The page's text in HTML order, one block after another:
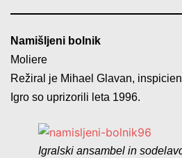
Namišljeni bolnik
Moliere
Režiral je Mihael Glavan,
Igro so uprizorili leta 1996.
Igralski ansambel in